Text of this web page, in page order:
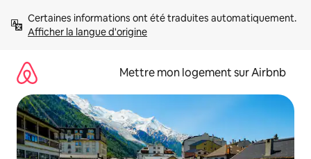
directement
Afficher la langue d'origine
Mettre mon logement sur Airbnb